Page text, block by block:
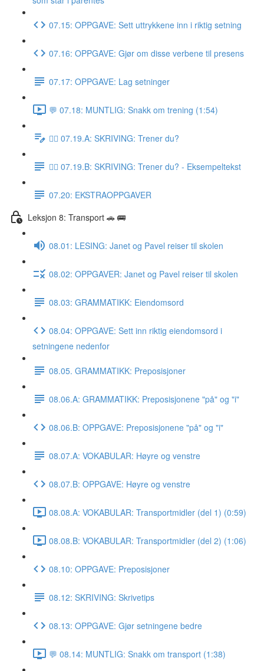
07.15: OPPGAVE: Sett uttrykkene inn i riktig setning
07.16: OPPGAVE: Gjør om disse verbene til presens
07.17: OPPGAVE: Lag setninger
💬 07.18: MUNTLIG: Snakk om trening (1:54)
✍🏼 07.19.A: SKRIVING: Trener du?
✍🏼 07.19.B: SKRIVING: Trener du? - Eksempeltekst
07.20: EKSTRAOPPGAVER
Leksjon 8: Transport 🚗 🚌
08.01: LESING: Janet og Pavel reiser til skolen
08.02: OPPGAVER: Janet og Pavel reiser til skolen
08.03: GRAMMATIKK: Eiendomsord
08.04: OPPGAVE: Sett inn riktig eiendomsord i
setningene nedenfor
08.05. GRAMMATIKK: Preposisjoner
08.06.A: GRAMMATIKK: Preposisjonene "på" og "i"
08.06.B: OPPGAVE: Preposisjonene "på" og "i"
08.07.A: VOKABULAR: Høyre og venstre
08.07.B: OPPGAVE: Høyre og venstre
08.08.A: VOKABULAR: Transportmidler (del 1) (0:59)
08.08.B: VOKABULAR: Transportmidler (del 2) (1:06)
08.10: OPPGAVE: Preposisjoner
08.12: SKRIVING: Skrivetips
08.13: OPPGAVE: Gjør setningene bedre
💬 08.14: MUNTLIG: Snakk om transport (1:38)